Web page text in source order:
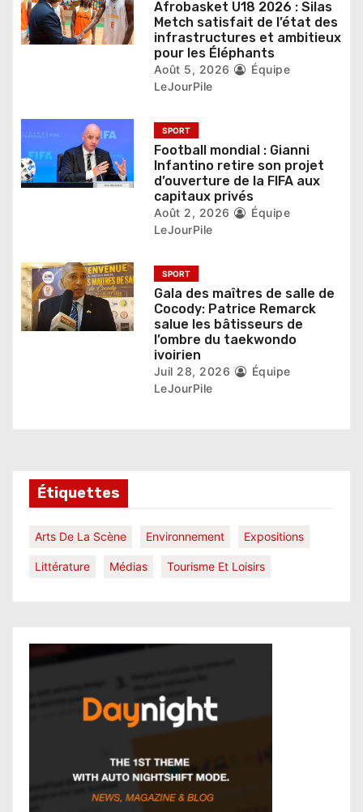
’
a
i
c
Afrobasket U18 2026 : Silas
Metch satisfait de l’état des
infrastructures et ambitieux
pour les Éléphants
Août 5, 2026
Équipe
LeJourPile
SPORT
Football mondial : Gianni
Infantino retire son projet
d’ouverture de la FIFA aux
capitaux privés
Août 2, 2026
Équipe
LeJourPile
SPORT
Gala des maîtres de salle de
Cocody: Patrice Remarck
salue les bâtisseurs de
l’ombre du taekwondo
ivoirien
Juil 28, 2026
Équipe
LeJourPile
Étiquettes
Arts De La Scène Environnement Expositions
Littérature Médias Tourisme Et Loisirs